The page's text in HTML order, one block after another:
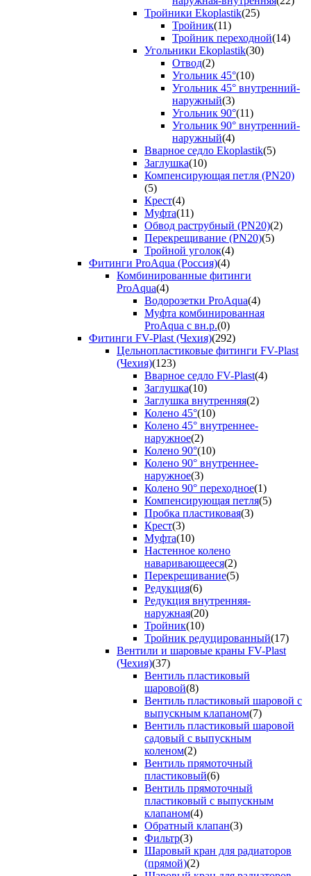
Тройники Ekoplastik(25)
Тройник(11)
Тройник переходной(14)
Угольники Ekoplastik(30)
Отвод(2)
Угольник 45°(10)
Угольник 45° внутренний-
наружный(3)
Угольник 90°(11)
Угольник 90° внутренний-
наружный(4)
Вварное седло Ekoplastik(5)
Заглушка(10)
Компенсирующая петля (PN20)
(5)
Крест(4)
Муфта(11)
Обвод раструбный (PN20)(2)
Перекрещивание (PN20)(5)
Тройной уголок(4)
Фитинги ProAqua (Россия)(4)
Комбинированные фитинги
ProAqua(4)
Водорозетки ProAqua(4)
Муфта комбинированная
ProAqua с вн.р.(0)
Фитинги FV-Plast (Чехия)(292)
Цельнопластиковые фитинги FV-Plast
(Чехия)(123)
Вварное седло FV-Plast(4)
Заглушка(10)
Заглушка внутренняя(2)
Колено 45°(10)
Колено 45° внутреннее-
наружное(2)
Колено 90°(10)
Колено 90° внутреннее-
наружное(3)
Колено 90° переходное(1)
Компенсирующая петля(5)
Пробка пластиковая(3)
Крест(3)
Муфта(10)
Настенное колено
наваривающееся(2)
Перекрещивание(5)
Редукция(6)
Редукция внутренняя-
наружная(20)
Тройник(10)
Тройник редуцированный(17)
Вентили и шаровые краны FV-Plast
(Чехия)(37)
Вентиль пластиковый
шаровой(8)
Вентиль пластиковый шаровой с
выпускным клапаном(7)
Вентиль пластиковый шаровой
садовый с выпускным
коленом(2)
Вентиль прямоточный
пластиковый(6)
Вентиль прямоточный
пластиковый с выпускным
клапаном(4)
Обратный клапан(3)
Фильтр(3)
Шаровый кран для радиаторов
(прямой)(2)